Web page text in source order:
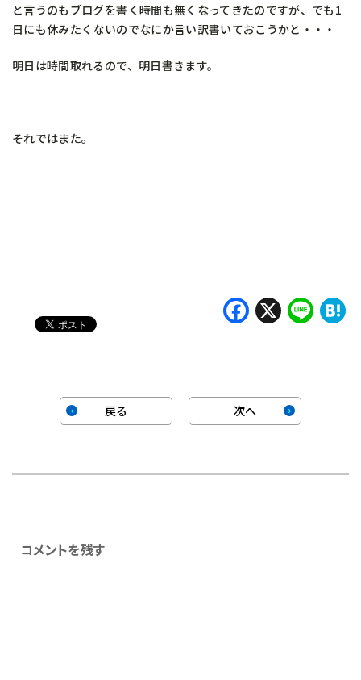
と言うのもブログを書く時間も無くなってきたのですが、でも1
日にも休みたくないのでなにか言い訳書いておこうかと・・・
明日は時間取れるので、明日書きます。
それではまた。
X
戻る 次へ
コメントを残す